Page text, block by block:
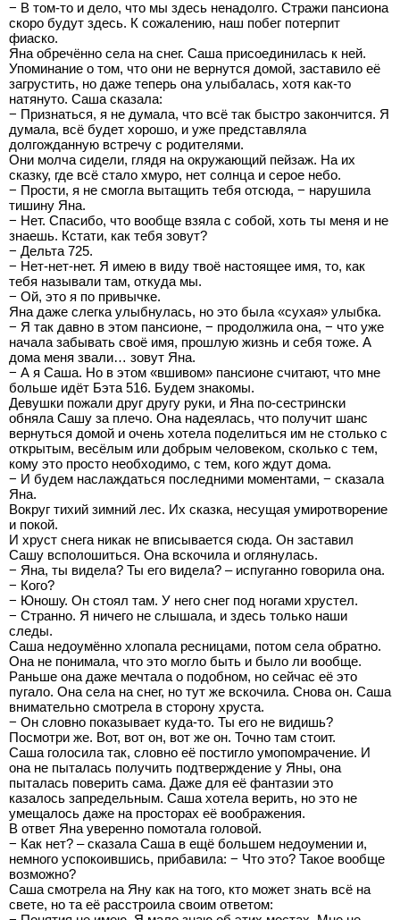
− В том-то и дело, что мы здесь ненадолго. Стражи пансиона
скоро будут здесь. К сожалению, наш побег потерпит
фиаско.
Яна обречённо села на снег. Саша присоединилась к ней.
Упоминание о том, что они не вернутся домой, заставило её
загрустить, но даже теперь она улыбалась, хотя как-то
натянуто. Саша сказала:
− Признаться, я не думала, что всё так быстро закончится. Я
думала, всё будет хорошо, и уже представляла
долгожданную встречу с родителями.
Они молча сидели, глядя на окружающий пейзаж. На их
сказку, где всё стало хмуро, нет солнца и серое небо.
− Прости, я не смогла вытащить тебя отсюда, − нарушила
тишину Яна.
− Нет. Спасибо, что вообще взяла с собой, хоть ты меня и не
знаешь. Кстати, как тебя зовут?
− Дельта 725.
− Нет-нет-нет. Я имею в виду твоё настоящее имя, то, как
тебя называли там, откуда мы.
− Ой, это я по привычке.
Яна даже слегка улыбнулась, но это была «сухая» улыбка.
− Я так давно в этом пансионе, − продолжила она, − что уже
начала забывать своё имя, прошлую жизнь и себя тоже. А
дома меня звали… зовут Яна.
− А я Саша. Но в этом «вшивом» пансионе считают, что мне
больше идёт Бэта 516. Будем знакомы.
Девушки пожали друг другу руки, и Яна по-сестрински
обняла Сашу за плечо. Она надеялась, что получит шанс
вернуться домой и очень хотела поделиться им не столько с
открытым, весёлым или добрым человеком, сколько с тем,
кому это просто необходимо, с тем, кого ждут дома.
− И будем наслаждаться последними моментами, − сказала
Яна.
Вокруг тихий зимний лес. Их сказка, несущая умиротворение
и покой.
И хруст снега никак не вписывается сюда. Он заставил
Сашу всполошиться. Она вскочила и оглянулась.
− Яна, ты видела? Ты его видела? – испуганно говорила она.
− Кого?
− Юношу. Он стоял там. У него снег под ногами хрустел.
− Странно. Я ничего не слышала, и здесь только наши
следы.
Саша недоумённо хлопала ресницами, потом села обратно.
Она не понимала, что это могло быть и было ли вообще.
Раньше она даже мечтала о подобном, но сейчас её это
пугало. Она села на снег, но тут же вскочила. Снова он. Саша
внимательно смотрела в сторону хруста.
− Он словно показывает куда-то. Ты его не видишь?
Посмотри же. Вот, вот он, вот же он. Точно там стоит.
Саша голосила так, словно её постигло умопомрачение. И
она не пыталась получить подтверждение у Яны, она
пыталась поверить сама. Даже для её фантазии это
казалось запредельным. Саша хотела верить, но это не
умещалось даже на просторах её воображения.
В ответ Яна уверенно помотала головой.
− Как нет? – сказала Саша в ещё большем недоумении и,
немного успокоившись, прибавила: − Что это? Такое вообще
возможно?
Саша смотрела на Яну как на того, кто может знать всё на
свете, но та её расстроила своим ответом: